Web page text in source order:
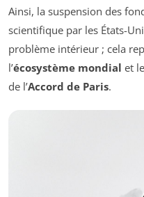
Ainsi, la suspension des
scientifique par les États-
problème intérieur ; cela
l’écosystème mondial et
de l’Accord de Paris.